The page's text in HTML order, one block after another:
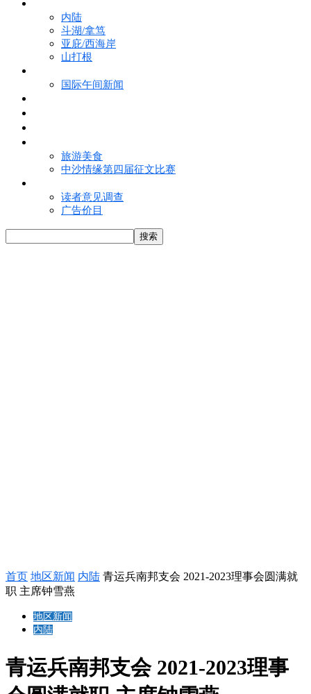
内陆
斗湖/拿笃
亚庇/西海岸
山打根
国际午间新闻
旅游美食
中沙情缘第四届征文比赛
读者意见调查
广告价目
首页 地区新闻 内陆 青运兵南邦支会 2021-2023理事会圆满就
职 主席钟雪燕
地区新闻
内陆
青运兵南邦支会 2021-2023理事